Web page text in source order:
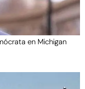
en Michigan